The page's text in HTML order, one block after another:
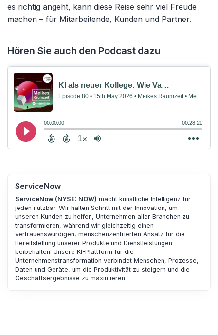
es richtig angeht, kann diese Reise sehr viel Freude
machen – für Mitarbeitende, Kunden und Partner.
Hören Sie auch den Podcast dazu
ServiceNow
ServiceNow (NYSE: NOW) macht künstliche Intelligenz für
jeden nutzbar. Wir halten Schritt mit der Innovation, um
unseren Kunden zu helfen, Unternehmen aller Branchen zu
transformieren, während wir gleichzeitig einen
vertrauenswürdigen, menschenzentrierten Ansatz für die
Bereitstellung unserer Produkte und Dienstleistungen
beibehalten. Unsere KI-Plattform für die
Unternehmenstransformation verbindet Menschen, Prozesse,
Daten und Geräte, um die Produktivität zu steigern und die
Geschäftsergebnisse zu maximieren.